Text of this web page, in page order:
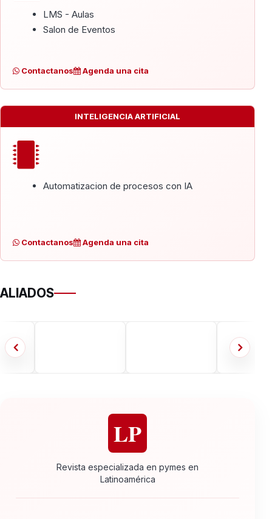
LMS - Aulas
Salon de Eventos
Contactanos Agenda una cita
INTELIGENCIA ARTIFICIAL
Automatizacion de procesos con IA
Contactanos Agenda una cita
ALIADOS
LP
Revista especializada en pymes en
Latinoamérica